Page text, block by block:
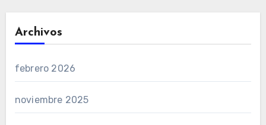
Archivos
febrero 2026
noviembre 2025